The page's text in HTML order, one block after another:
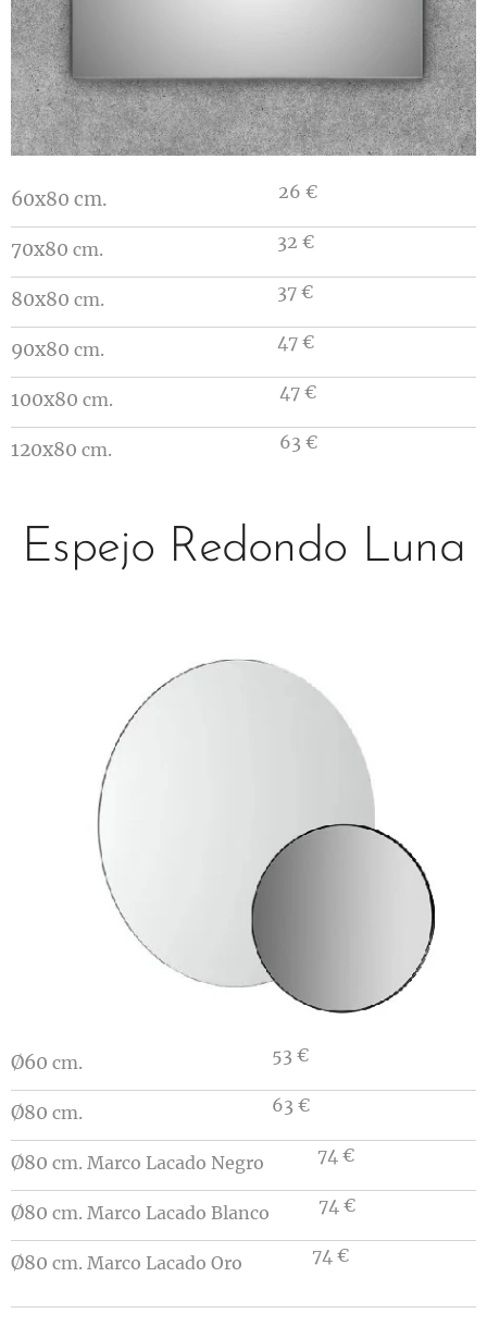
60x80 cm. 26 €
70x80 cm. 32 €
80x80 cm. 37 €
90x80 cm. 47 €
100x80 cm. 47 €
120x80 cm. 63 €
Espejo Redondo Luna
Ø60 cm. 53 €
Ø80 cm. 63 €
Ø80 cm. Marco Lacado Negro 74 €
Ø80 cm. Marco Lacado Blanco 74 €
Ø80 cm. Marco Lacado Oro 74 €